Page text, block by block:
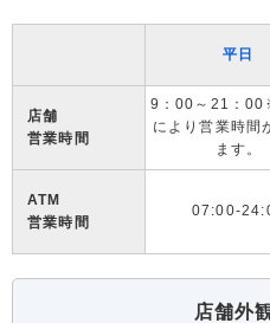
平日
店舗
営業時間
9：00～21：
により営業時間
ます。
ATM
営業時間
07:00-
店舗外